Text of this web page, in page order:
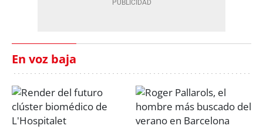
En voz baja